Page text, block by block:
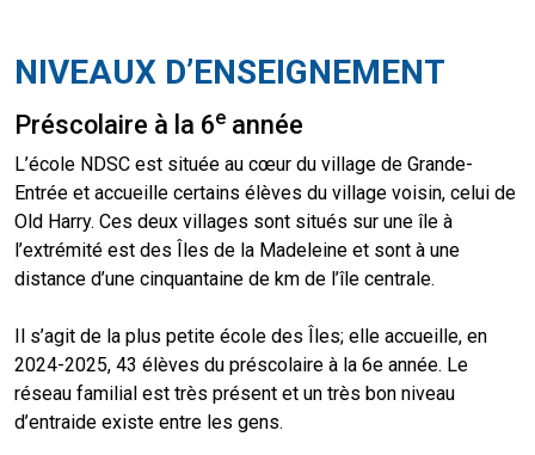
NIVEAUX D’ENSEIGNEMENT
Préscolaire à la 6e année
L’école NDSC est située au cœur du village de Grande-
Entrée et accueille certains élèves du village voisin, celui de
Old Harry. Ces deux villages sont situés sur une île à
l’extrémité est des Îles de la Madeleine et sont à une
distance d’une cinquantaine de km de l’île centrale.
Il s’agit de la plus petite école des Îles; elle accueille, en
2024-2025, 43 élèves du préscolaire à la 6e année. Le
réseau familial est très présent et un très bon niveau
d’entraide existe entre les gens.